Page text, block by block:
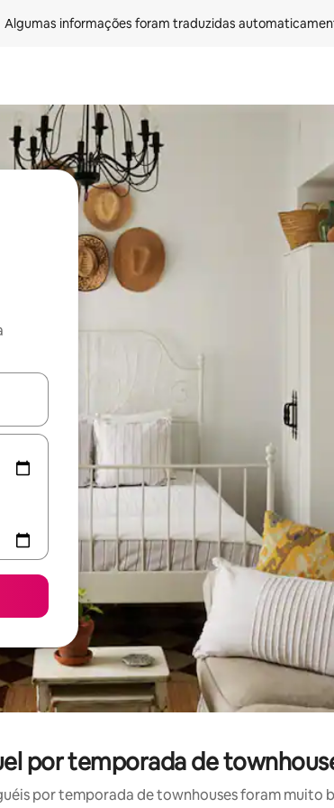
Algumas informações foram traduzidas
os usando as seta para cima e para baixo do
por temporada de
por temporada de townhouses foram muito